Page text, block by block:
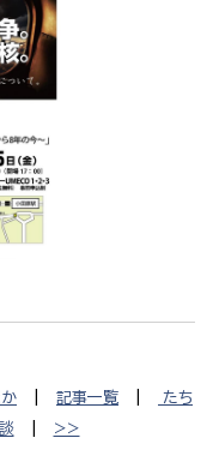
記事一覧
たち
| >>